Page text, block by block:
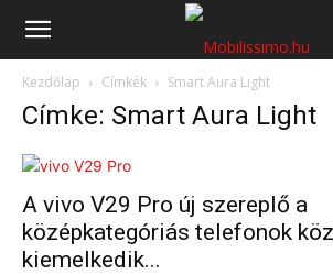
Mobilissimo.hu
Kezdőlap Címkék Smart Aura Light
Címke: Smart Aura Light
A vivo V29 Pro új szereplő a
középkategóriás telefonok
kiemelkedik...